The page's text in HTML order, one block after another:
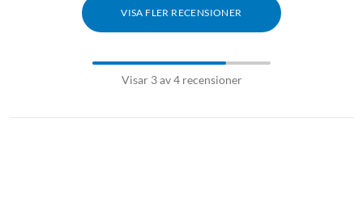
VISA FLER RECENSIONER
Visar 3 av 4 recensioner